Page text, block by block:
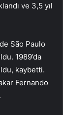
ve 3,5 yıl
São Paulo
1989’da
kaybetti.
Fernando